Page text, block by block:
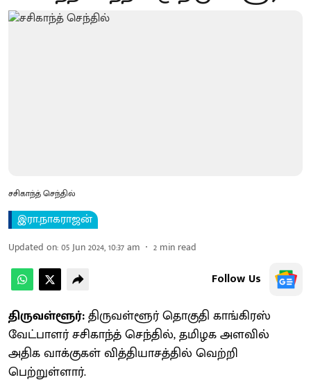
சசிகாந்த் செந்தில்
இரா.நாகராஜன்
Updated on:05 Jun 2024, 10:37 am 2 min read
Follow Us
திருவள்ளூர்:திருவள்ளூர் தொகுதி காங்கிரஸ்
வேட்பாளர் சசிகாந்த் செந்தில், தமிழக அளவில்
அதிக வாக்குகள் வித்தியாசத்தில் வெற்றி
பெற்றுள்ளார்.